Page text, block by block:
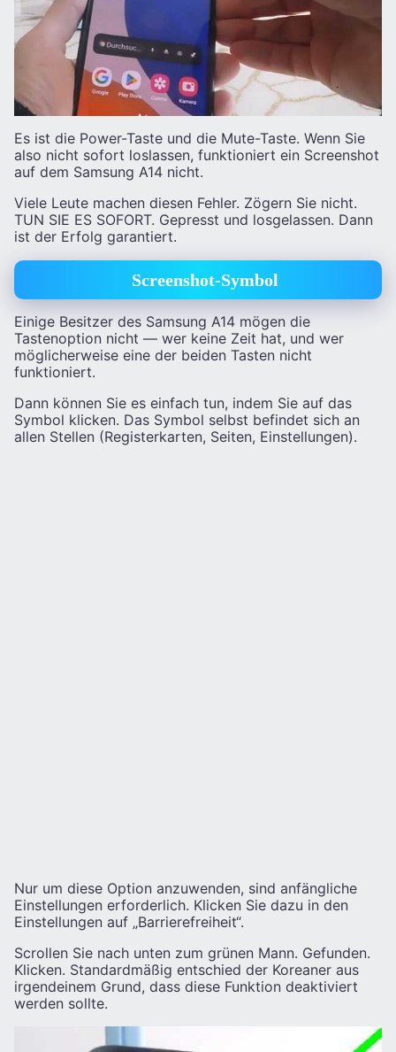
Es ist die Power-Taste und die Mute-Taste. Wenn Sie
also nicht sofort loslassen, funktioniert ein Screenshot
auf dem Samsung A14 nicht.
Viele Leute machen diesen Fehler. Zögern Sie nicht.
TUN SIE ES SOFORT. Gepresst und losgelassen. Dann
ist der Erfolg garantiert.
Screenshot-Symbol
Einige Besitzer des Samsung A14 mögen die
Tastenoption nicht — wer keine Zeit hat, und wer
möglicherweise eine der beiden Tasten nicht
funktioniert.
Dann können Sie es einfach tun, indem Sie auf das
Symbol klicken. Das Symbol selbst befindet sich an
allen Stellen (Registerkarten, Seiten, Einstellungen).
Nur um diese Option anzuwenden, sind anfängliche
Einstellungen erforderlich. Klicken Sie dazu in den
Einstellungen auf „Barrierefreiheit“.
Scrollen Sie nach unten zum grünen Mann. Gefunden.
Klicken. Standardmäßig entschied der Koreaner aus
irgendeinem Grund, dass diese Funktion deaktiviert
werden sollte.